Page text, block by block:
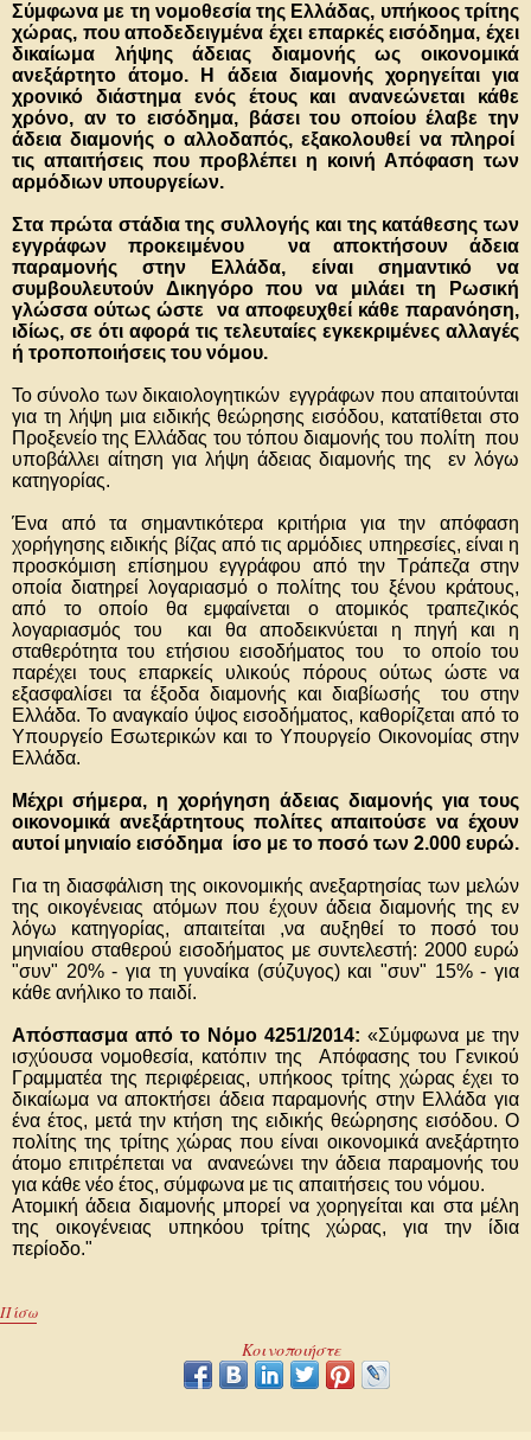
Σύμφωνα με τη νομοθεσία της Ελλάδας, υπήκοος τρίτης
χώρας, που αποδεδειγμένα έχει επαρκές εισόδημα, έχει
δικαίωμα λήψης άδειας διαμονής ως οικονομικά
ανεξάρτητο άτομο. Η άδεια διαμονής χορηγείται για
χρονικό διάστημα ενός έτους και ανανεώνεται κάθε
χρόνο, αν το εισόδημα, βάσει του οποίου έλαβε την
άδεια διαμονής ο αλλοδαπός, εξακολουθεί να πληροί
τις απαιτήσεις που προβλέπει η κοινή Απόφαση των
αρμόδιων υπουργείων.
Στα πρώτα στάδια της συλλογής και της κατάθεσης των
εγγράφων προκειμένου να αποκτήσουν άδεια
παραμονής στην Ελλάδα, είναι σημαντικό να
συμβουλευτούν Δικηγόρο που να μιλάει τη Ρωσική
γλώσσα ούτως ώστε να αποφευχθεί κάθε παρανόηση,
ιδίως, σε ότι αφορά τις τελευταίες εγκεκριμένες αλλαγές
ή τροποποιήσεις του νόμου.
Το σύνολο των δικαιολογητικών εγγράφων που απαιτούνται
για τη λήψη μια ειδικής θεώρησης εισόδου, κατατίθεται στο
Προξενείο της Ελλάδας του τόπου διαμονής του πολίτη που
υποβάλλει αίτηση για λήψη άδειας διαμονής της εν λόγω
κατηγορίας.
Ένα από τα σημαντικότερα κριτήρια για την απόφαση
χορήγησης ειδικής βίζας από τις αρμόδιες υπηρεσίες, είναι η
προσκόμιση επίσημου εγγράφου από την Τράπεζα στην
οποία διατηρεί λογαριασμό ο πολίτης του ξένου κράτους,
από το οποίο θα εμφαίνεται ο ατομικός τραπεζικός
λογαριασμός του και θα αποδεικνύεται η πηγή και η
σταθερότητα του ετήσιου εισοδήματος του το οποίο του
παρέχει τους επαρκείς υλικούς πόρους ούτως ώστε να
εξασφαλίσει τα έξοδα διαμονής και διαβίωσής του στην
Ελλάδα. Το αναγκαίο ύψος εισοδήματος, καθορίζεται από το
Υπουργείο Εσωτερικών και το Υπουργείο Οικονομίας στην
Ελλάδα.
Μέχρι σήμερα, η χορήγηση άδειας διαμονής για τους
οικονομικά ανεξάρτητους πολίτες απαιτούσε να έχουν
αυτοί μηνιαίο εισόδημα ίσο με το ποσό των 2.000 ευρώ.
Για τη διασφάλιση της οικονομικής ανεξαρτησίας των μελών
της οικογένειας ατόμων που έχουν άδεια διαμονής της εν
λόγω κατηγορίας, απαιτείται ,να αυξηθεί το ποσό του
μηνιαίου σταθερού εισοδήματος με συντελεστή: 2000 ευρώ
"συν" 20% - για τη γυναίκα (σύζυγος) και "συν" 15% - για
κάθε ανήλικο το παιδί.
Απόσπασμα από το Νόμο 4251/2014: «Σύμφωνα με την
ισχύουσα νομοθεσία, κατόπιν της Απόφασης του Γενικού
Γραμματέα της περιφέρειας, υπήκοος τρίτης χώρας έχει το
δικαίωμα να αποκτήσει άδεια παραμονής στην Ελλάδα για
ένα έτος, μετά την κτήση της ειδικής θεώρησης εισόδου. Ο
πολίτης της τρίτης χώρας που είναι οικονομικά ανεξάρτητο
άτομο επιτρέπεται να ανανεώνει την άδεια παραμονής του
για κάθε νέο έτος, σύμφωνα με τις απαιτήσεις του νόμου.
Ατομική άδεια διαμονής μπορεί να χορηγείται και στα μέλη
της οικογένειας υπηκόου τρίτης χώρας, για την ίδια
περίοδο."
Πίσω
Κοινοποιήστε